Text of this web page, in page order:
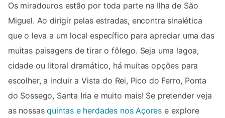
Os miradouros estão por toda parte na Ilha de São
Miguel. Ao dirigir pelas estradas, encontra sinalética
que o leva a um local específico para apreciar uma das
muitas paisagens de tirar o fôlego. Seja uma lagoa,
cidade ou litoral dramático, há muitas opções para
escolher, a incluir a Vista do Rei, Pico do Ferro, Ponta
do Sossego, Santa Iria e muito mais! Se pretender veja
as nossasquintas e herdades nos Açores e explore